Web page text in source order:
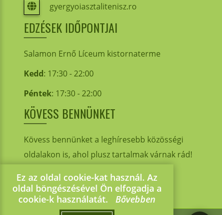
gyergyoiasztalitenisz.ro
EDZÉSEK IDŐPONTJAI
Salamon Ernő Líceum kistornaterme
Kedd: 17:30 - 22:00
Péntek: 17:30 - 22:00
KÖVESS BENNÜNKET
Kövess bennünket a leghíresebb közösségi
oldalakon is, ahol plusz tartalmak várnak rád!
Ez az oldal cookie-kat használ. Az
oldal böngészésével Ön elfogadja a
cookie-k használatát.
Bővebben